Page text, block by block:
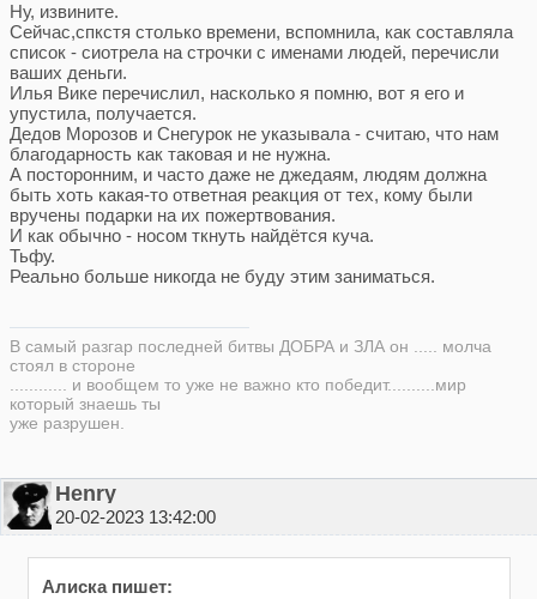
Ну, извините.
Сейчас,спкстя столько времени, вспомнила, как составляла
список - сиотрела на строчки с именами людей, перечисли
ваших деньги.
Илья Вике перечислил, насколько я помню, вот я его и
упустила, получается.
Дедов Морозов и Снегурок не указывала - считаю, что нам
благодарность как таковая и не нужна.
А посторонним, и часто даже не джедаям, людям должна
быть хоть какая-то ответная реакция от тех, кому были
вручены подарки на их пожертвования.
И как обычно - носом ткнуть найдётся куча.
Тьфу.
Реально больше никогда не буду этим заниматься.
В самый разгар последней битвы ДОБРА и ЗЛА он ..... молча
стоял в стороне
............ и вообщем то уже не важно кто победит..........мир
который знаешь ты
уже разрушен.
Henry
20-02-2023 13:42:00
Алиска пишет: